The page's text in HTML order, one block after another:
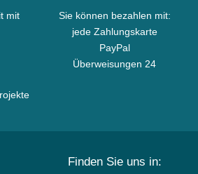
mit
Sie können bezahlen mit:
jede Zahlungskarte
PayPal
Überweisungen 24
Finden Sie uns in: